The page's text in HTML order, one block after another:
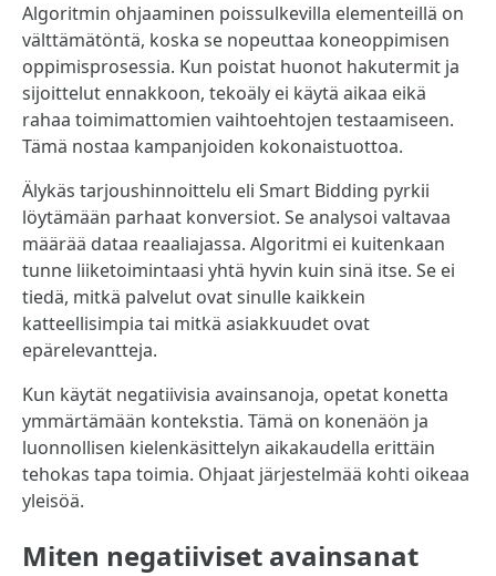
Algoritmin ohjaaminen poissulkevilla elementeillä on
välttämätöntä, koska se nopeuttaa koneoppimisen
oppimisprosessia. Kun poistat huonot hakutermit ja
sijoittelut ennakkoon, tekoäly ei käytä aikaa eikä
rahaa toimimattomien vaihtoehtojen testaamiseen.
Tämä nostaa kampanjoiden kokonaistuottoa.
Älykäs tarjoushinnoittelu eli Smart Bidding pyrkii
löytämään parhaat konversiot. Se analysoi valtavaa
määrää dataa reaaliajassa. Algoritmi ei kuitenkaan
tunne liiketoimintaasi yhtä hyvin kuin sinä itse. Se ei
tiedä, mitkä palvelut ovat sinulle kaikkein
katteellisimpia tai mitkä asiakkuudet ovat
epärelevantteja.
Kun käytät negatiivisia avainsanoja, opetat konetta
ymmärtämään kontekstia. Tämä on konenäön ja
luonnollisen kielenkäsittelyn aikakaudella erittäin
tehokas tapa toimia. Ohjaat järjestelmää kohti oikeaa
yleisöä.
Miten negatiiviset avainsanat